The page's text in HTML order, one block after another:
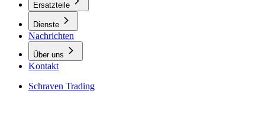
Ersatzteile
Dienste
Nachrichten
Über uns
Kontakt
Schraven Trading